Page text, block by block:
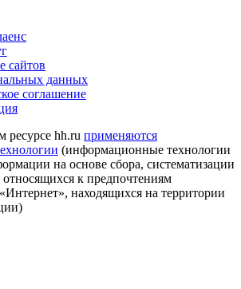
сайтов
данных
соглашение
hh.ru применяются
(информационные технологии
на основе сбора, систематизации
относящихся к предпочтениям
находящихся на территории